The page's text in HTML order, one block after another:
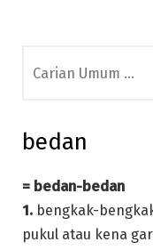
for:
bedan
= bedan-bedan
1. bengkak-
pukul atau kena